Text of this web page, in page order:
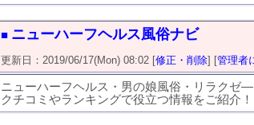
■ ニューハーフヘルス風俗ナビ
更新日：2019/06/17(Mon) 08:02 [修正・削除] [管理者
ニューハーフヘルス・男の娘風俗・リラクゼ
クチコミやランキングで役立つ情報をご紹介！